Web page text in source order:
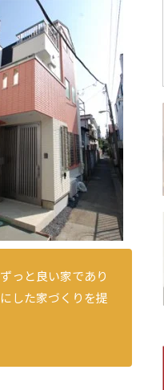
っと良い家であり
した家づくりを提